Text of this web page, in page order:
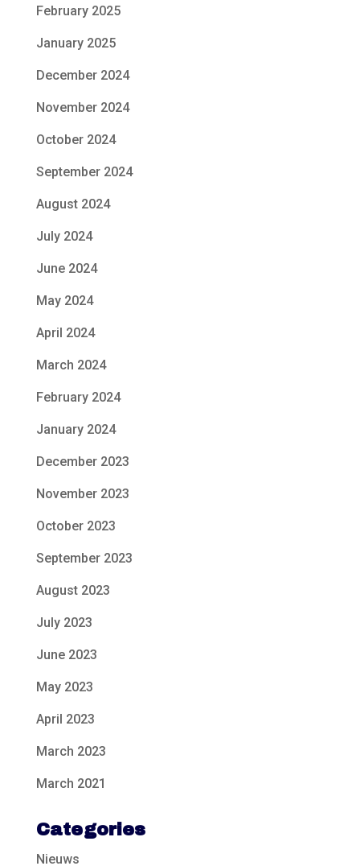
February 2025
January 2025
December 2024
November 2024
October 2024
September 2024
August 2024
July 2024
June 2024
May 2024
April 2024
March 2024
February 2024
January 2024
December 2023
November 2023
October 2023
September 2023
August 2023
July 2023
June 2023
May 2023
April 2023
March 2023
March 2021
Categories
Nieuws